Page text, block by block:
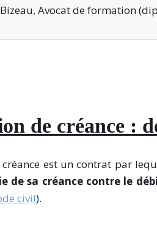
Avocat de formation
de créance :
créance est un contrat par
de sa créance contre le
civil).